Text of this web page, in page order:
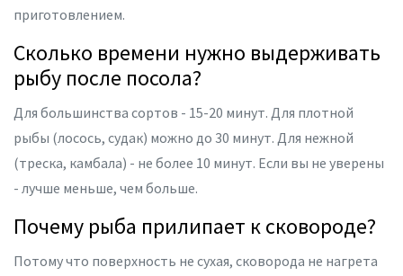
приготовлением.
Сколько времени нужно выдерживать
рыбу после посола?
Для большинства сортов - 15-20 минут. Для плотной
рыбы (лосось, судак) можно до 30 минут. Для нежной
(треска, камбала) - не более 10 минут. Если вы не уверены
- лучше меньше, чем больше.
Почему рыба прилипает к сковороде?
Потому что поверхность не сухая, сковорода не нагрета